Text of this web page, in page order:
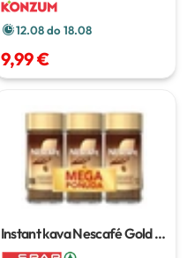
12.08 do 18.08
9,99 €
Instant kava Nescafé Gold3
x 190 g